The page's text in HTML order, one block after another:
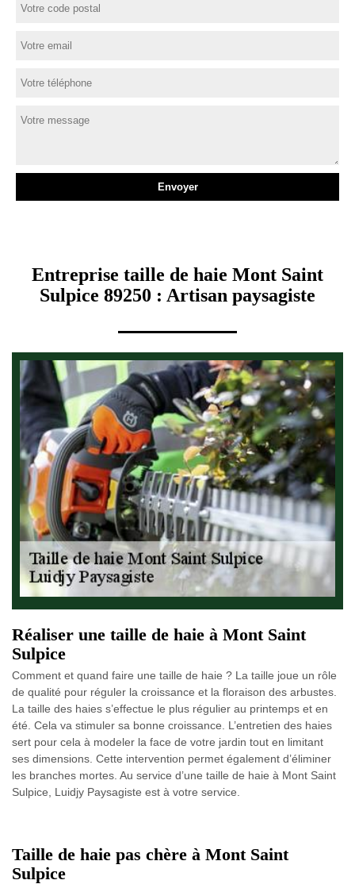
Entreprise taille de haie Mont Saint
Sulpice 89250 : Artisan paysagiste
Réaliser une taille de haie à Mont Saint
Sulpice
Comment et quand faire une taille de haie ? ​​La taille joue un rôle
de qualité pour réguler la croissance et la floraison des arbustes.
La taille des haies s’effectue le plus régulier au printemps et en
été. Cela va stimuler sa bonne croissance. L’entretien des haies
sert pour cela à modeler la face de votre jardin tout en limitant
ses dimensions. Cette intervention permet également d’éliminer
les branches mortes. Au service d’une taille de haie à Mont Saint
Sulpice, Luidjy Paysagiste est à votre service.
Taille de haie pas chère à Mont Saint
Sulpice